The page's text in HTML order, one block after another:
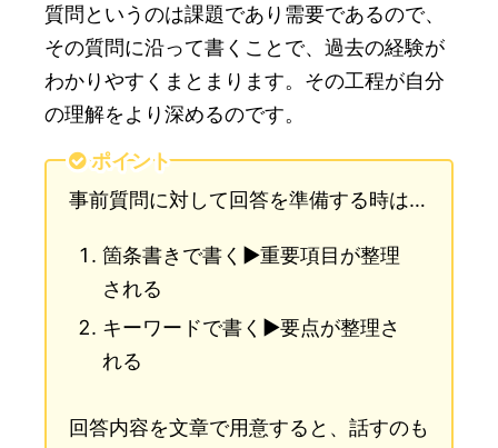
質問というのは課題であり需要であるので、
その質問に沿って書くことで、過去の経験が
わかりやすくまとまります。その工程が自分
の理解をより深めるのです。
ポイント
事前質問に対して回答を準備する時は…
箇条書きで書く▶︎重要項目が整理
される
キーワードで書く▶︎要点が整理さ
れる
回答内容を文章で用意すると、話すのも